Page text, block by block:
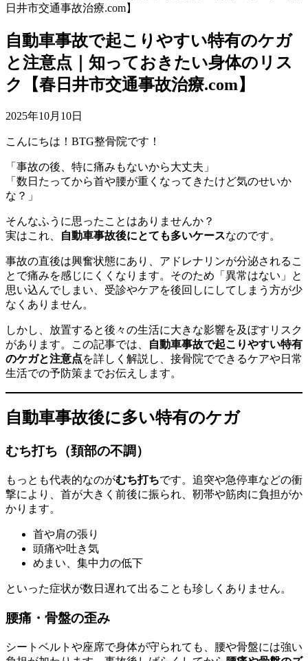
日井市交通事故治療.com】
自動車事故で起こりやすい特有のケガ
と注意点｜知っておきたい身体のリス
ク【春日井市交通事故治療.com】
2025年10月10日
こんにちは！BTG整骨院です！
「事故の後、特に痛みもないから大丈夫」
「数日たってから首や腰が重くなってきたけど気のせいか
な？」
そんなふうに思ったことはありませんか？
実はこれ、
自動車事故後にとても多いケースなのです。
事故の直後は興奮状態にあり、アドレナリンが分泌されるこ
とで痛みを感じにくくなります。そのため「異常はない」と
思い込んでしまい、受診やケアを後回しにしてしまう方が少
なくありません。
しかし、放置すると後々の生活に大きな影響を及ぼすリスク
があります。この記事では、
自動車事故で起こりやすい特有
のケガと注意点を詳しく解説し、接骨院でできるケアや日常
生活での予防策までお伝えします。
自動車事故後に多い特有のケガ
むち打ち（頚部の不調）
もっとも代表的なのがむち打ちです。追突や急停車などの衝
撃により、首が大きく前後に振られ、靭帯や筋肉に負担がか
かります。
首や肩の張り
頭痛や吐き気
めまい、集中力の低下
といった症状が数日遅れて出ることも珍しくありません。
腰痛・骨盤の歪み
シートベルトや座席で身体が守られても、腰や骨盤には強い